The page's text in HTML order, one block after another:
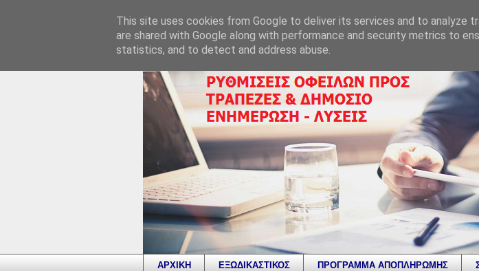
ΑΡΧΙΚΗ ΕΞΩΔΙΚΑΣΤΙΚΟΣ ΠΡΟΓΡΑΜΜΑ ΑΠΟΠΛΗΡΩΜΗΣ
This site uses cookies from Google to deliver its services and to analyze
are shared with Google along with performance and security metrics to
statistics, and to detect and address abuse.